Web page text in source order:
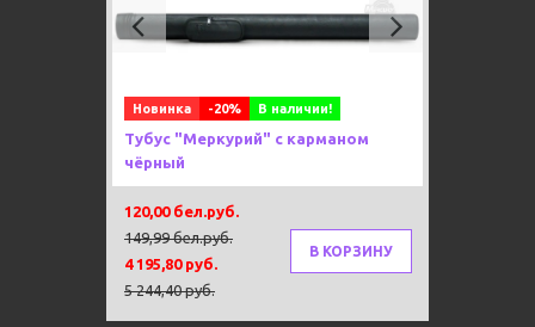
Previous Next
Новинка -20% В наличии!
Тубус "Меркурий" с карманом
чёрный
120,00 бел.руб.
149,99 бел.руб.
4 195,80 руб.
5 244,40 руб.
В КОРЗИНУ